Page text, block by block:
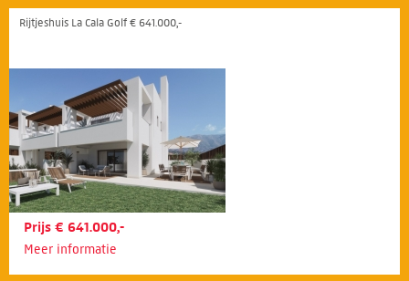
Rijtjeshuis La Cala Golf € 641.000,-
Prijs € 641.000,-
Meer informatie